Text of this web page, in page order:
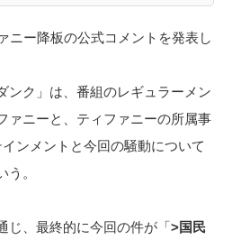
ニー降板の公式コメントを発表し
ンク」は、番組のレギュラーメン
ァニーと、ティファニーの所属事
ンメントと今回の騒動について
。
じ、最終的に今回の件が「>国民